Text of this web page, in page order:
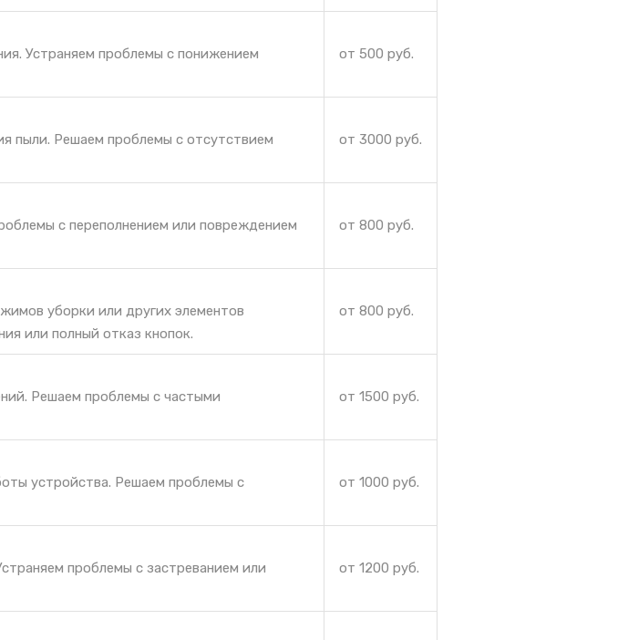
Устраняем проблемы с понижением
от 500 руб.
пыли. Решаем проблемы с отсутствием
от 3000 руб.
с переполнением или повреждением
от 800 руб.
уборки или других элементов
или полный отказ кнопок.
от 800 руб.
Решаем проблемы с частыми
от 1500 руб.
устройства. Решаем проблемы с
от 1000 руб.
проблемы с застреванием или
от 1200 руб.